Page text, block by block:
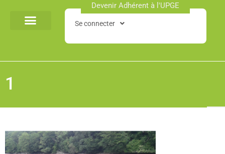
Devenir Adhérent à l'UPGE​
Se connecter
1